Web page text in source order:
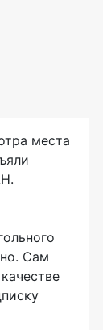
места
Сам